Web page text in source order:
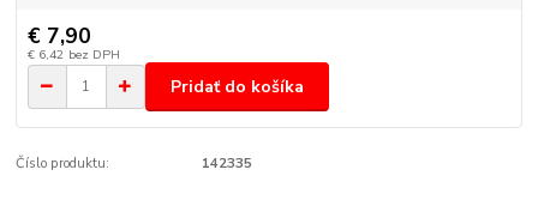
€ 7,90
€ 6,42 bez DPH
Pridať do košíka
Číslo produktu: 142335